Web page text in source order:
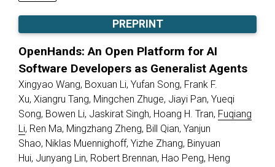
PREPRINT
OpenHands: An Open Platform for AI
Software Developers as Generalist Agents
Xingyao Wang, Boxuan Li, Yufan Song, Frank F.
Xu, Xiangru Tang, Mingchen Zhuge, Jiayi Pan, Yueqi
Song, Bowen Li, Jaskirat Singh, Hoang H. Tran, Fuqiang
Li, Ren Ma, Mingzhang Zheng, Bill Qian, Yanjun
Shao, Niklas Muennighoff, Yizhe Zhang, Binyuan
Hui, Junyang Lin, Robert Brennan, Hao Peng, Heng